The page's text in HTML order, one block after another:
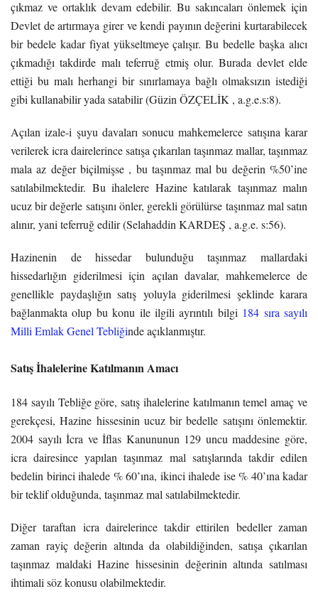
çıkmaz ve ortaklık devam edebilir. Bu sakıncaları önlemek için
Devlet de artırmaya girer ve kendi payının değerini kurtarabilecek
bir bedele kadar fiyat yükseltmeye çalışır. Bu bedelle başka alıcı
çıkmadığı takdirde malı teferruğ etmiş olur. Burada devlet elde
ettiği bu malı herhangi bir sınırlamaya bağlı olmaksızın istediği
gibi kullanabilir yada satabilir (Güzin ÖZÇELİK , a.g.e.s:8).
Açılan izale-i şuyu davaları sonucu mahkemelerce satışına karar
verilerek icra dairelerince satışa çıkarılan taşınmaz mallar, taşınmaz
mala az değer biçilmişse , bu taşınmaz mal bu değerin %50’ine
satılabilmektedir. Bu ihalelere Hazine katılarak taşınmaz malın
ucuz bir değerle satışını önler, gerekli görülürse taşınmaz mal satın
alınır, yani teferruğ edilir (Selahaddin KARDEŞ , a.g.e. s:56).
Hazinenin de hissedar bulunduğu taşınmaz mallardaki
hissedarlığın giderilmesi için açılan davalar, mahkemelerce de
genellikle paydaşlığın satış yoluyla giderilmesi şeklinde karara
bağlanmakta olup bu konu ile ilgili ayrıntılı bilgi 184 sıra sayılı
Milli Emlak Genel Tebliğinde açıklanmıştır.
Satış İhalelerine Katılmanın Amacı
184 sayılı Tebliğe göre, satış ihalelerine katılmanın temel amaç ve
gerekçesi, Hazine hissesinin ucuz bir bedelle satışını önlemektir.
2004 sayılı İcra ve İflas Kanununun 129 uncu maddesine göre,
icra dairesince yapılan taşınmaz mal satışlarında takdir edilen
bedelin birinci ihalede % 60’ına, ikinci ihalede ise % 40’ına kadar
bir teklif olduğunda, taşınmaz mal satılabilmektedir.
Diğer taraftan icra dairelerince takdir ettirilen bedeller zaman
zaman rayiç değerin altında da olabildiğinden, satışa çıkarılan
taşınmaz maldaki Hazine hissesinin değerinin altında satılması
ihtimali söz konusu olabilmektedir.